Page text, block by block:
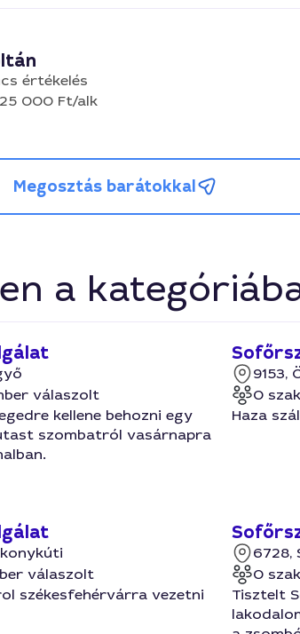
értékelés
25 000 Ft/alk
Megosztás barátokkal
a
válaszolt
kellene behozni egy
szombatról vasárnapra
9153,
0
Haza
válaszolt
székesfehérvárra vezetni
6728,
0
Tisztelt